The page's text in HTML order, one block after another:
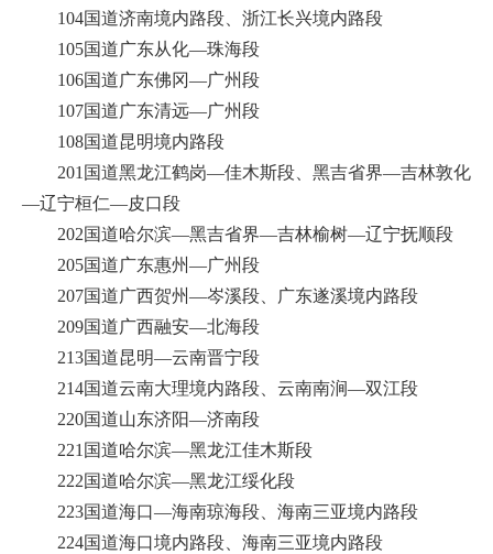
104国道济南境内路段、浙江长兴境内路段
105国道广东从化—珠海段
106国道广东佛冈—广州段
107国道广东清远—广州段
108国道昆明境内路段
201国道黑龙江鹤岗—佳木斯段、黑吉省界—吉林敦化
—辽宁桓仁—皮口段
202国道哈尔滨—黑吉省界—吉林榆树—辽宁抚顺段
205国道广东惠州—广州段
207国道广西贺州—岑溪段、广东遂溪境内路段
209国道广西融安—北海段
213国道昆明—云南晋宁段
214国道云南大理境内路段、云南南涧—双江段
220国道山东济阳—济南段
221国道哈尔滨—黑龙江佳木斯段
222国道哈尔滨—黑龙江绥化段
223国道海口—海南琼海段、海南三亚境内路段
224国道海口境内路段、海南三亚境内路段